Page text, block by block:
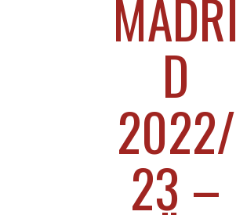
MADRI
D
2022/
23 –